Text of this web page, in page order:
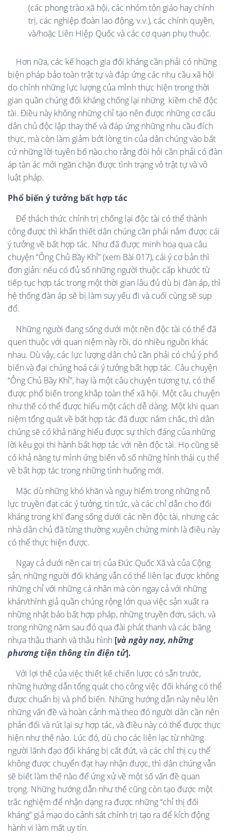
(các phong trào xã hội, các nhóm tôn giáo hay chính
trị, các nghiệp đoàn lao động, v.v.), các chính quyền,
và/hoặc Liên Hiệp Quốc và các cơ quan phụ thuộc.
Hơn nữa, các kế hoạch gia đối kháng cần phải có những
biện pháp bảo toàn trật tự và đáp ứng các nhu cầu xã hội
do chính những lực lượng của mình thực hiện trong thời
gian quần chúng đối kháng chống lại những kiềm chế độc
tài. Điều này không những chỉ tạo nên được những cơ cấu
dân chủ độc lập thay thế và đáp ứng những nhu cầu đích
thực, mà còn làm giảm bớt lòng tin của dân chúng vào bất
cứ những lời tuyên bố nào cho rằng đòi hỏi cần phải có đàn
áp tàn ác mới ngăn chặn được tình trạng vô trật tự và vô
luật pháp.
Phổ biến ý tưởng bất hợp tác
Để thách thức chính trị chống lại độc tài có thể thành
công được thì khẩn thiết dân chúng cần phải nắm được cái
ý tưởng về bất hợp tác. Như đã được minh hoạ qua câu
chuyện “Ông Chủ Bầy Khỉ” (xem Bài 017), cái ý cơ bản thì
đơn giản: nếu có đủ số những người thuộc cấp khước từ
tiếp tục hợp tác trong một thời gian lâu đủ dù bị đàn áp, thì
hệ thống đàn áp sẽ bị làm suy yếu đi và cuối cùng sẽ sụp
đổ.
Những người đang sống dưới một nền độc tài có thể đã
quen thuộc với quan niệm này rồi, do nhiều nguồn khác
nhau. Dù vậy, các lực lượng dân chủ cần phải có chủ ý phổ
biến và đại chúng hoá cái ý tưởng bất hợp tác. Câu chuyện
“Ông Chủ Bầy Khỉ”, hay là một câu chuyện tương tự, có thể
được phổ biến trong khắp toàn thể xã hội. Một câu chuyện
như thế có thể được hiểu một cách dễ dàng. Một khi quan
niệm tổng quát về bất hợp tác đã được nắm chắc, thì dân
chúng sẽ có khả năng hiểu được sự thích đáng của những
lời kêu gọi thi hành bất hợp tác với nền độc tài. Họ cũng sẽ
có khả năng tự mình ứng biến vô số những hình thái cụ thể
về bất hợp tác trong những tình huống mới.
Mặc dù những khó khăn và nguy hiểm trong những nỗ
lực truyền đạt các ý tưởng, tin tức, và các chỉ dẫn cho đối
kháng trong khi đang sống dưới các nền độc tài, nhưng các
nhà dân chủ đã từng thường xuyên chứng minh là điều này
có thể thực hiện được.
Ngay cả dưới nền cai trị của Đức Quốc Xã và của Cộng
sản, những người đối kháng vẫn có thể liên lạc được không
những chỉ với những cá nhân mà còn ngay cả với những
khán/thính giả quần chúng rộng lớn qua việc sản xuất ra
những nhật báo bất hợp pháp, những truyền đơn, sách, và
trong những năm sau đó qua đài phát thanh và các băng
nhựa thâu thanh và thâu hình [và ngày nay, những
phương tiện thông tin điện tử].
Với lợi thế của việc thiết kế chiến lược có sẵn trước,
những hướng dẫn tổng quát cho công việc đối kháng có thể
được chuẩn bị và phổ biến. Những hướng dẫn này nêu lên
những vấn đề và hoàn cảnh mà theo đó người dân cần nên
phản đối và rút lại sự hợp tác, và điều này có thể được thực
hiện như thế nào. Lúc đó, dù cho các liên lạc từ những
người lãnh đạo đối kháng bị cắt đứt, và các chỉ thị cụ thể
không được chuyển đạt hay nhận được, thì dân chúng vẫn
sẽ biết làm thế nào để ứng xử về một số vấn đề quan
trọng. Những hướng dẫn như thế cũng còn tạo được một
trắc nghiệm để nhận dạng ra được những “chỉ thị đối
kháng” giả mạo do cảnh sát chính trị tạo ra để kích động
hành vi làm mất uy tín.